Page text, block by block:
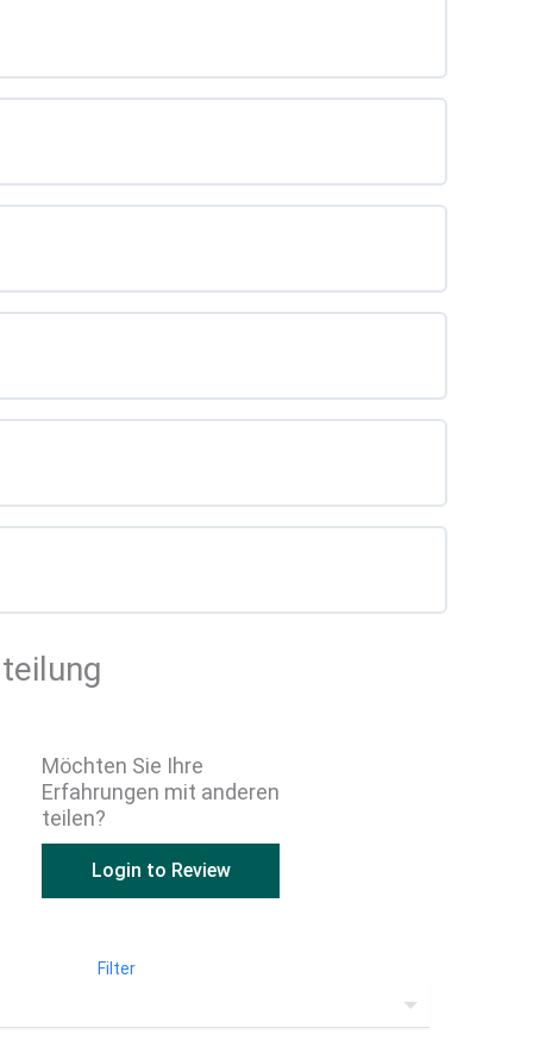
Möchten Sie Ihre
Erfahrungen mit anderen
teilen?
Login to Review
Filter